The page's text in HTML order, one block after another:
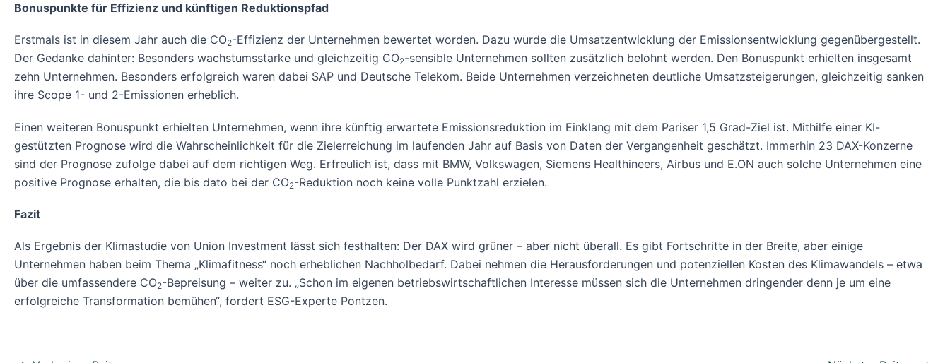
Bonuspunkte für Effizienz und künftigen Reduktionspfad
Erstmals ist in diesem Jahr auch die CO2-Effizienz der Unternehmen bewertet worden. Dazu wurde die Umsatzentwicklung der Emissionsentwicklung gegenübergestellt.
Der Gedanke dahinter: Besonders wachstumsstarke und gleichzeitig CO2-sensible Unternehmen sollten zusätzlich belohnt werden. Den Bonuspunkt erhielten insgesamt
zehn Unternehmen. Besonders erfolgreich waren dabei SAP und Deutsche Telekom. Beide Unternehmen verzeichneten deutliche Umsatzsteigerungen, gleichzeitig sanken
ihre Scope 1- und 2-Emissionen erheblich.
Einen weiteren Bonuspunkt erhielten Unternehmen, wenn ihre künftig erwartete Emissionsreduktion im Einklang mit dem Pariser 1,5 Grad-Ziel ist. Mithilfe einer KI-
gestützten Prognose wird die Wahrscheinlichkeit für die Zielerreichung im laufenden Jahr auf Basis von Daten der Vergangenheit geschätzt. Immerhin 23 DAX-Konzerne
sind der Prognose zufolge dabei auf dem richtigen Weg. Erfreulich ist, dass mit BMW, Volkswagen, Siemens Healthineers, Airbus und E.ON auch solche Unternehmen eine
positive Prognose erhalten, die bis dato bei der CO2-Reduktion noch keine volle Punktzahl erzielen.
Fazit
Als Ergebnis der Klimastudie von Union Investment lässt sich festhalten: Der DAX wird grüner – aber nicht überall. Es gibt Fortschritte in der Breite, aber einige
Unternehmen haben beim Thema „Klimafitness“ noch erheblichen Nachholbedarf. Dabei nehmen die Herausforderungen und potenziellen Kosten des Klimawandels – etwa
über die umfassendere CO2-Bepreisung – weiter zu. „Schon im eigenen betriebswirtschaftlichen Interesse müssen sich die Unternehmen dringender denn je um eine
erfolgreiche Transformation bemühen“, fordert ESG-Experte Pontzen.